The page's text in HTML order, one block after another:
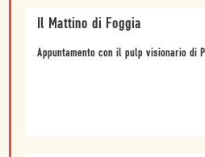
Il Mattino di Foggia
Appuntamento con il pulp visionario di